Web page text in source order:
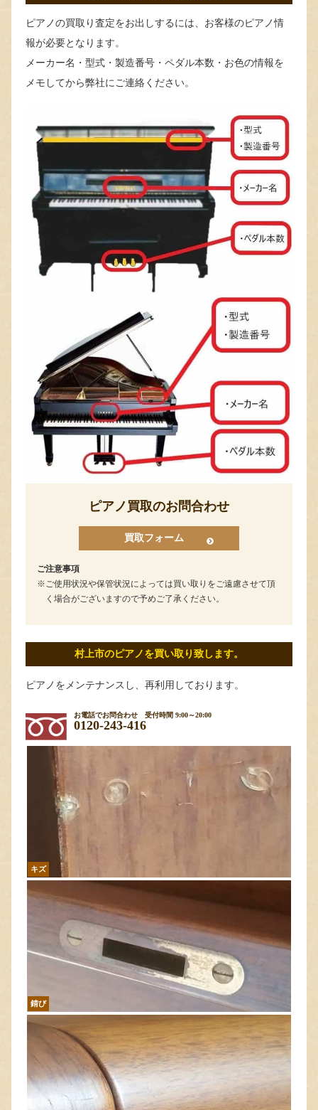
ピアノの買取り査定をお出しするには、お客様のピアノ情
報が必要となります。
メーカー名・型式・製造番号・ペダル本数・お色の情報を
メモしてから弊社にご連絡ください。
ピアノ買取のお問合わせ
買取フォーム
ご注意事項
ご使用状況や保管状況によっては買い取りをご遠慮させて頂
く場合がございますので予めご了承ください。
村上市のピアノを買い取り致します。
ピアノをメンテナンスし、再利用しております。
お電話でお問合わせ 受付時間 9:00～20:00
0120-243-416
キズ
錆び